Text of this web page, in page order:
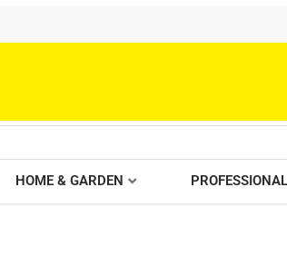
HOME & GARDEN PROFESSIONAL